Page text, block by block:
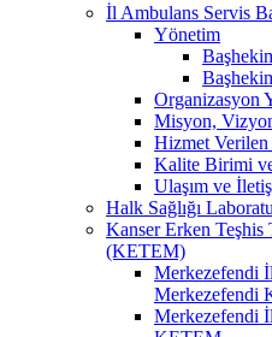
İl Ambulans Servis
Yönetim
Organizasyon
Misyon,
Hizmet
Kalite Birimi ve
Ulaşım ve
Halk Sağlığı
Kanser Erken
(KETEM)
Merkezefendi
Merkezefendi
Merkezefendi